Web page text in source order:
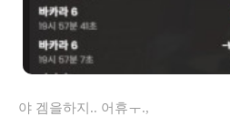
야 겜을하지.. 어휴ㅜ.,